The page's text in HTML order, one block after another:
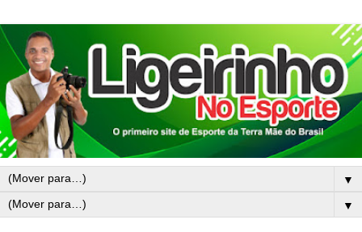
▼
▼